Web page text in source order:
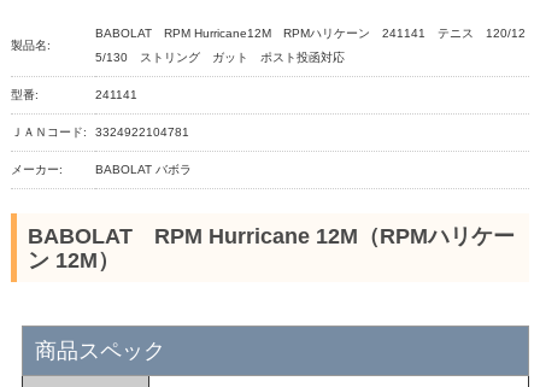
製品名:
BABOLAT RPM Hurricane12M RPMハリケーン 241141 テニス 120/12
5/130 ストリング ガット ポスト投函対応
型番: 241141
ＪＡＮコード: 3324922104781
メーカー: BABOLAT バボラ
BABOLAT RPM Hurricane 12M（RPMハリケー
ン 12M）
商品スペック